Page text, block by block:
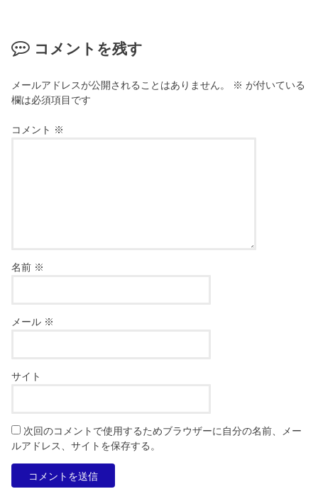
コメントを残す
メールアドレスが公開されることはありません。 ※ が付いている
欄は必須項目です
コメント ※
名前 ※
メール ※
サイト
次回のコメントで使用するためブラウザーに自分の名前、メー
ルアドレス、サイトを保存する。